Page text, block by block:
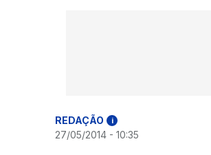
REDAÇÃO i
27/05/2014 - 10:35